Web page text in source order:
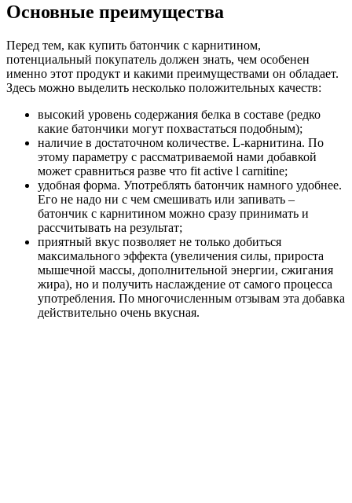
Основные преимущества
Перед тем, как купить батончик с карнитином,
потенциальный покупатель должен знать, чем особенен
именно этот продукт и какими преимуществами он обладает.
Здесь можно выделить несколько положительных качеств:
высокий уровень содержания белка в составе (редко
какие батончики могут похвастаться подобным);
наличие в достаточном количестве. L-карнитина. По
этому параметру с рассматриваемой нами добавкой
может сравниться разве что fit active l carnitine;
удобная форма. Употреблять батончик намного удобнее.
Его не надо ни с чем смешивать или запивать –
батончик с карнитином можно сразу принимать и
рассчитывать на результат;
приятный вкус позволяет не только добиться
максимального эффекта (увеличения силы, прироста
мышечной массы, дополнительной энергии, сжигания
жира), но и получить наслаждение от самого процесса
употребления. По многочисленным отзывам эта добавка
действительно очень вкусная.